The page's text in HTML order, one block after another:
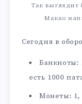
Так выглядит
Макао
Сегодня в
Банкноты:
есть 1000
Монеты: 1,